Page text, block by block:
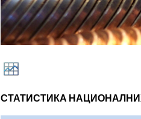
СТАТИСТИКA